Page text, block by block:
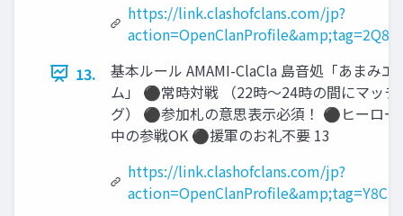
https://link.clashofclans.com/jp?
13.
基本ルール AMAMI-ClaCla 島音処「あまみエ
ム」 ⚫常時対戦 （22時～24時の間にマッチ
グ） ⚫参加札の意思表示必須！ ⚫ヒーロー
中の参戦OK ⚫援軍のお礼不要 13
https://link.clashofclans.com/jp?